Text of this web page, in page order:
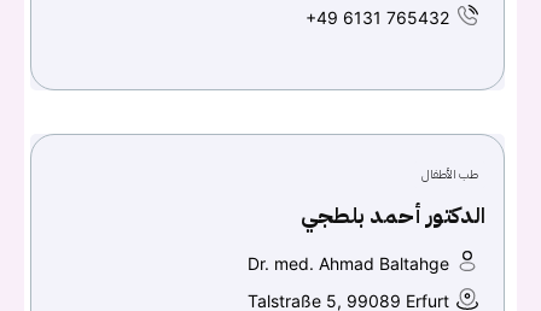
Continue withFacebook
+49 6131 765432
طب الأطفال
الدكتور أحمد بلطجي
Dr. med. Ahmad Baltahge
Talstraße 5, 99089 Erfurt